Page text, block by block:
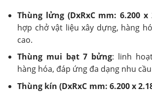
Thùng lửng (DxRxC mm: 6.200 x
hợp chở vật liệu xây dựng, hàng
cao.
Thùng mui bạt 7 bửng: linh
hàng hóa, đáp ứng đa dạng nhu
Thùng kín (DxRxC mm: 6.200 x